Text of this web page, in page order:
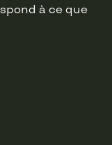
à ce que